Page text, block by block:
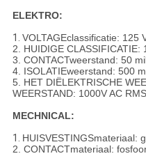
ELEKTRO:
1. VOLTAGEclassificatie: 125
2. HUIDIGE CLASSIFICATIE:
3. CONTACTweerstand: 50
4. ISOLATIEweerstand: 500
5. HET DIËLEKTRISCHE
WEERSTAND: 1000V AC
MECHNICAL:
1. HUISVESTINGSmateriaal:
2. CONTACTmateriaal: